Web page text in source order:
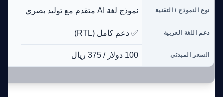
نوع النموذج / التقنية نموذج لغة AI متقدم مع توليد بصري
دعم اللغة العربية ✅ دعم كامل (RTL)
السعر المبدئي 100 دولار / 375 ريال